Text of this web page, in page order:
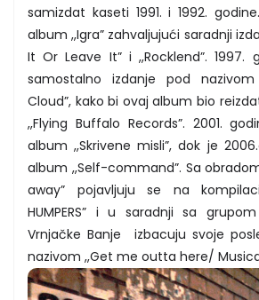
samizdat kaseti 1991. i 1992.
album ,,Igra” zahvaljujući saradnji
It Or Leave It” i ,,Rocklend”. 1997.
samostalno izdanje pod
Cloud”, kako bi ovaj album bio
,,Flying Buffalo Records”. 2001.
album ,,Skrivene misli”, dok je
album ,,Self-command”. Sa
away” pojavljuju se na
HUMPERS” i u saradnji sa
Vrnjačke Banje izbacuju svoje
nazivom ,,Get me outta here/